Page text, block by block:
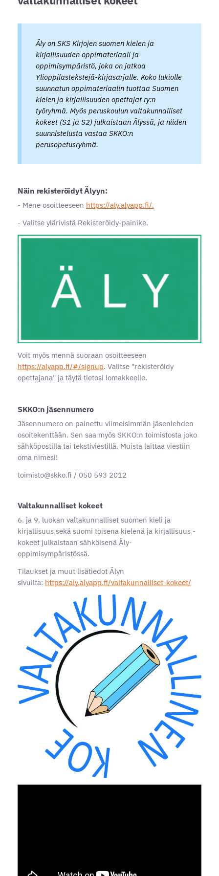
Äly on SKS Kirjojen suomen kielen ja
kirjallisuuden oppimateriaali ja
oppimisympäristö, joka on jatkoa
Ylioppilastekstejä-kirjasarjalle. Koko lukiolle
suunnatun oppimateriaalin tuottaa Suomen
kielen ja kirjallisuuden opettajat ry:n
työryhmä. Myös peruskoulun valtakunnalliset
kokeet (S1 ja S2) julkaistaan Älyssä, ja niiden
suunnistelusta vastaa SKKO:n
perusopetusryhmä.
Näin rekisteröidyt Älyyn:
- Mene osoitteeseen https://aly.alyapp.fi/.
- Valitse ylärivistä Rekisteröidy-painike.
Voit myös mennä suoraan osoitteeseen
https://alyapp.fi/#/signup. Valitse "rekisteröidy
opettajana" ja täytä tietosi lomakkeelle.
SKKO:n jäsennumero
Jäsennumero on painettu viimeisimmän jäsenlehden
osoitekenttään. Sen saa myös SKKO:n toimistosta joko
sähköpostilla tai tekstiviestillä. Muista laittaa viestiin
oma nimesi!
toimisto@skko.fi / 050 593 2012
Valtakunnalliset kokeet
6. ja 9. luokan valtakunnalliset suomen kieli ja
kirjallisuus sekä suomi toisena kielenä ja kirjallisuus -
kokeet julkaistaan sähköisenä Äly-
oppimisympäristössä.
Tilaukset ja muut lisätiedot Älyn
sivuilta: https://aly.alyapp.fi/valtakunnalliset-kokeet/